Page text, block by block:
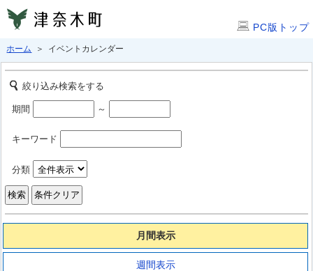
PC版トップ
ホーム ＞ イベントカレンダー
絞り込み検索をする
期間 ～
キーワード
分類
月間表示
週間表示